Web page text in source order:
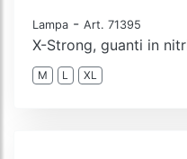
Lampa - Art. 71395
X-Strong, guanti in
M L XL